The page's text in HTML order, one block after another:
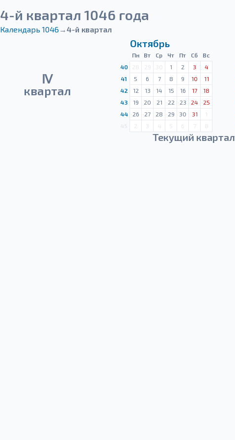
4-й квартал 1046 года
Календарь 1046 →4-й квартал
Ⅳ
квартал
Октябрь
Пн Вт Ср Чт Пт Сб
Вс
40
28 29 30 1 2 3
4
41
5 6 7 8 9 10
11
42
12 13 14 15 16 17
18
43
19 20 21 22 23 24
25
44
26 27 28 29 30 31
1
2 3 4 5 6 7 8
Текущий квартал